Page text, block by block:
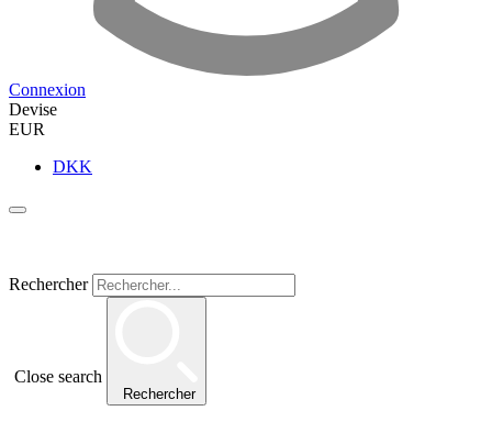
Connexion
Devise
EUR
DKK
Rechercher
Close search
Rechercher